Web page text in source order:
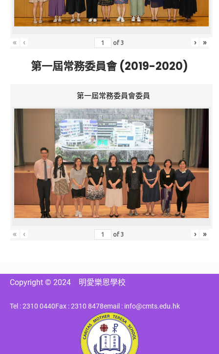
« ‹ of3 › »
第一屆常務委員會 (2019-2020)
第一屆常務委員會委員
« ‹ of3 › »
Copyright © 2024 明愛樂恩學校
Tel : 2310 0440Fax : 2310 8478email : info@cmts.edu.hk